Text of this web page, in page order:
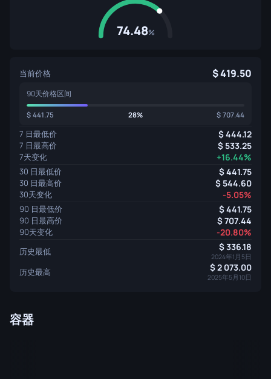
74.48%
当前价格 419.50
90天价格区间
441.75 28% 707.44
7 日最低价 444.12
7 日最高价 533.25
7天变化 +16.44%
30 日最低价 441.75
30 日最高价 544.60
30天变化 -5.05%
90 日最低价 441.75
90 日最高价 707.44
90天变化 -20.80%
历史最低 336.18
2024年1月5日
历史最高 2 073.00
2025年5月10日
容器